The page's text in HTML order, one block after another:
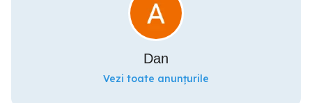
Dan
Vezi toate anunțurile